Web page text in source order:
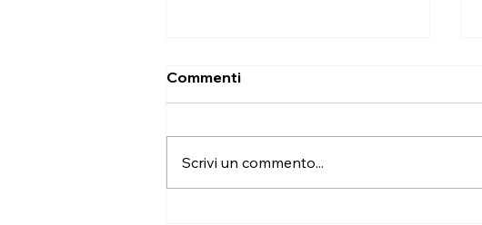
Commenti
Scrivi un commento...